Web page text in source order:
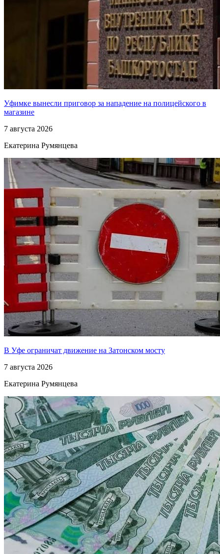
Уфимке вынесли приговор за нападение на полицейского в
магазине
7 августа 2026
Екатерина Румянцева
В Уфе ограничат движение на Затонском мосту
7 августа 2026
Екатерина Румянцева